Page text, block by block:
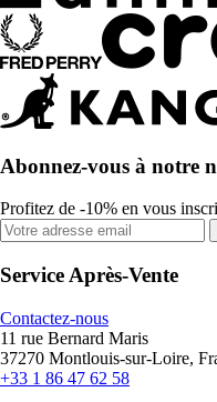
Abonnez-vous à notre
Profitez de -10% en vous
Service Après-Vente
Contactez-nous
11 rue Bernard Maris
37270 Montlouis-sur-Loire,
+33 1 86 47 62 58